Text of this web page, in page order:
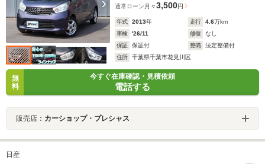
通常ローン 月々3,500円
年式 2013年 走行 4.6万km
車検
'26/11 修復
なし
保証
保証付 整備
法定整備付
住所
千葉県千葉市花見川区
無
料
今すぐ在庫確認・見積依頼
電話する
販売店： カーショップ・プレシャス
日産